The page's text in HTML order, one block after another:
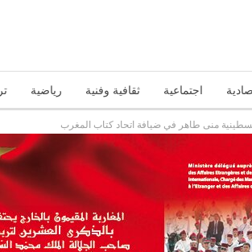
اجتماعية ثقافية وفنية رياضية
منى طاهر في ضيافة اتحاد كتاب المغرب